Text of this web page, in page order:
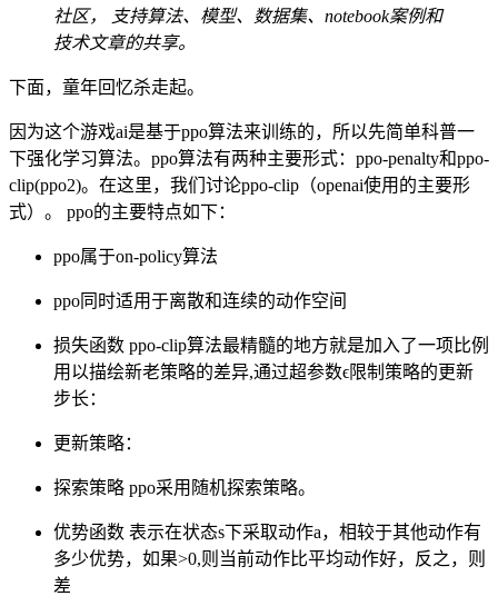
社区， 支持算法、模型、数据集、notebook案例和
技术文章的共享。
下面，童年回忆杀走起。
因为这个游戏ai是基于ppo算法来训练的，所以先简单科普一
下强化学习算法。ppo算法有两种主要形式：ppo-penalty和ppo-
clip(ppo2)。在这里，我们讨论ppo-clip（openai使用的主要形
式）。 ppo的主要特点如下：
ppo属于on-policy算法
ppo同时适用于离散和连续的动作空间
损失函数 ppo-clip算法最精髓的地方就是加入了一项比例
用以描绘新老策略的差异,通过超参数ϵ限制策略的更新
步长：
更新策略：
探索策略 ppo采用随机探索策略。
优势函数 表示在状态s下采取动作a，相较于其他动作有
多少优势，如果>0,则当前动作比平均动作好，反之，则
差